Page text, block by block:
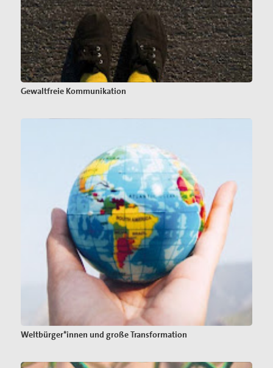
Gewaltfreie Kommunikation
Weltbürger*innen und große Transformation